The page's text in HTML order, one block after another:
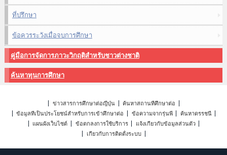
ที่ปรึกษา
ข้อควรระวังเมื่อจบการศึกษา
คู่มือการจัดการภาวะวิกฤติสำหรับชาวต่างชาติ
ค้นหาทุนการศึกษา
ข่าวสารการศึกษาต่อญี่ปุ่น
ค้นหาสถานที่ศึกษาต่อ
ข้อมูลที่เป็นประโยชน์สำหรับการเข้าศึกษาต่อ
ข้อความจากรุ่นพี่
ค้นหาดรรชนี
แผนผังเว็บไซต์
ข้อตกลงการใช้บริการ
แจ้งเกี่ยวกับข้อมูลส่วนตัว
เกี่ยวกับการติดตั้งระบบ